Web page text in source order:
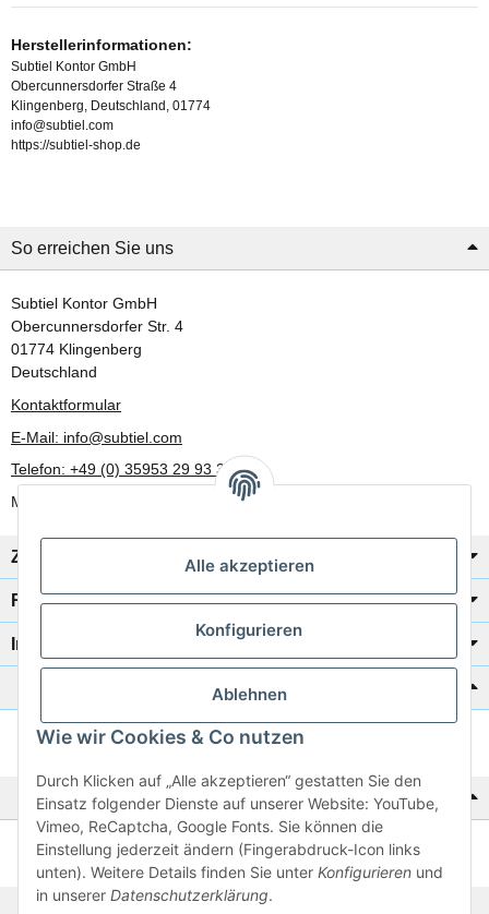
Alle akzeptieren
Konfigurieren
Ablehnen
Wie wir Cookies & Co nutzen
Durch Klicken auf „Alle akzeptieren“ gestatten Sie den
Einsatz folgender Dienste auf unserer Website: YouTube,
Vimeo, ReCaptcha, Google Fonts. Sie können die
Einstellung jederzeit ändern (Fingerabdruck-Icon links
unten). Weitere Details finden Sie unter Konfigurieren und
in unserer Datenschutzerklärung.
Herstellerinformationen:
Subtiel Kontor GmbH
Obercunnersdorfer Straße 4
Klingenberg, Deutschland, 01774
info@subtiel.com
https://subtiel-shop.de
So erreichen Sie uns
Subtiel Kontor GmbH
Obercunnersdorfer Str. 4
01774 Klingenberg
Deutschland
Kontaktformular
E-Mail: info@subtiel.com
Telefon: +49 (0) 35953 29 93 30
Mo-Fr: 8:00 Uhr - 17:00 Uhr
Zahlung/Versand
Rechtliches
Informationen
Katalog zur Hand?
Zur Schnellbestellung
Noch kein Katalog?
Preisliste anschauen
© 2026 subtiel-shop.de